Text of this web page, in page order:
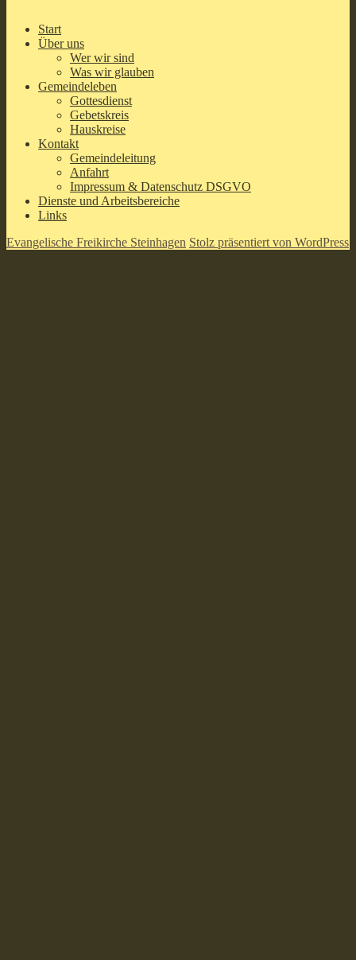
Start
Über uns
Wer wir sind
Was wir glauben
Gemeindeleben
Gottesdienst
Gebetskreis
Hauskreise
Kontakt
Gemeindeleitung
Anfahrt
Impressum & Datenschutz DSGVO
Dienste und Arbeitsbereiche
Links
Evangelische Freikirche Steinhagen Stolz präsentiert von WordPress